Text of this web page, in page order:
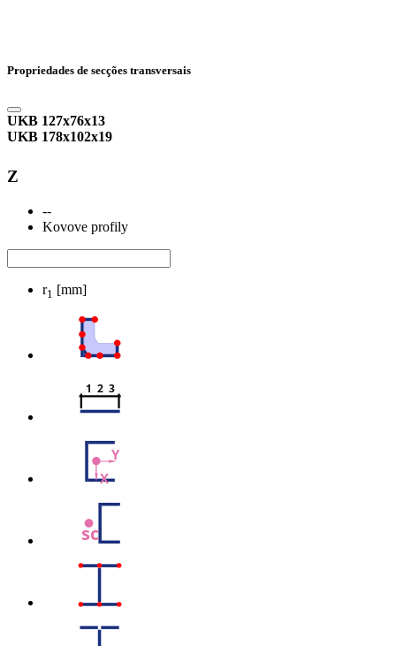
Propriedades de secções transversais
UKB 127x76x13
UKB 178x102x19
Z
--
Kovove profily
r1 [mm]
1  2  3
Y
X
sc